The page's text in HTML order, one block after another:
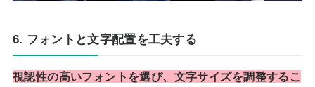
6. フォントと文字配置を工夫する
視認性の高いフォントを選び、文字サイズを調整するこ